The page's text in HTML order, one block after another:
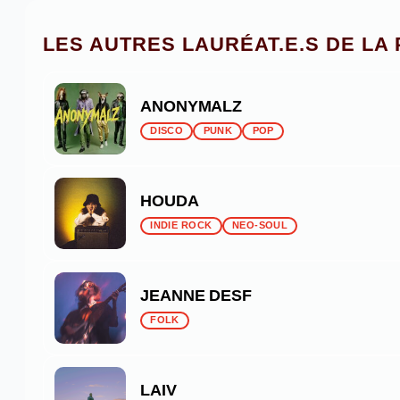
LES AUTRES LAURÉAT.E.S DE LA
ANONYMALZ
DISCO PUNK POP
HOUDA
INDIE ROCK NEO-SOUL
JEANNE DESF
FOLK
LAIV